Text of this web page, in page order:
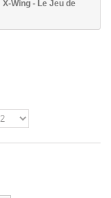
X-Wing - Le Jeu de